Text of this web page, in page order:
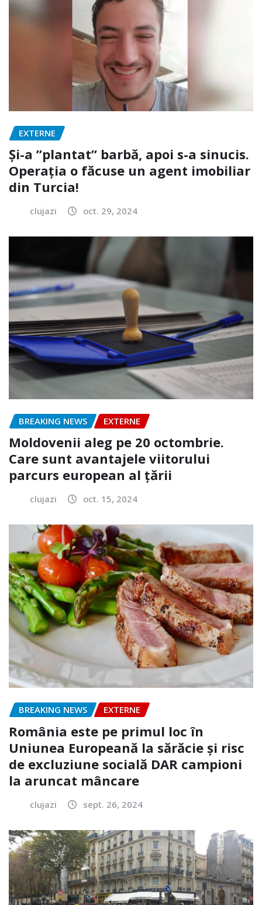
EXTERNE
Și-a ”plantat” barbă, apoi s-a sinucis.
Operația o făcuse un agent imobiliar
din Turcia!
clujazi oct. 29, 2024
BREAKING NEWS EXTERNE
Moldovenii aleg pe 20 octombrie.
Care sunt avantajele viitorului
parcurs european al țării
clujazi oct. 15, 2024
BREAKING NEWS EXTERNE
România este pe primul loc în
Uniunea Europeană la sărăcie și risc
de excluziune socială DAR campioni
la aruncat mâncare
clujazi sept. 26, 2024